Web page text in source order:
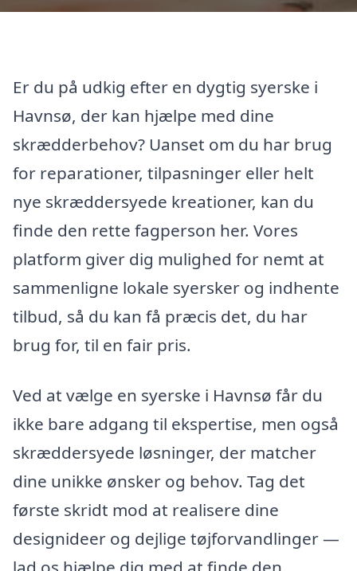
Er du på udkig efter en dygtig syerske i
Havnsø, der kan hjælpe med dine
skrædderbehov? Uanset om du har brug
for reparationer, tilpasninger eller helt
nye skræddersyede kreationer, kan du
finde den rette fagperson her. Vores
platform giver dig mulighed for nemt at
sammenligne lokale syersker og indhente
tilbud, så du kan få præcis det, du har
brug for, til en fair pris.
Ved at vælge en syerske i Havnsø får du
ikke bare adgang til ekspertise, men også
skræddersyede løsninger, der matcher
dine unikke ønsker og behov. Tag det
første skridt mod at realisere dine
designideer og dejlige tøjforvandlinger —